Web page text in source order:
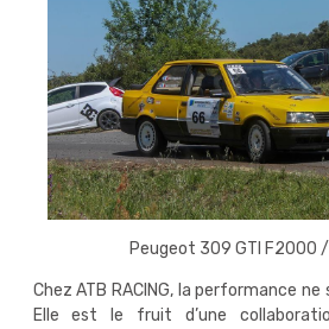
Peugeot 309 GTI F2000 /
Chez ATB RACING, la performance
Elle est le fruit d’une